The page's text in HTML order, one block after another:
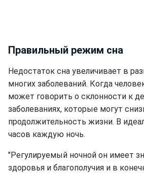
Правильный режим сна
Недостаток сна увеличивает в
многих заболеваний. Когда
может говорить о склонности к
заболеваниях, которые могут
продолжительность жизни. В
часов каждую ночь.
"Регулируемый ночной он имеет
здоровья и благополучия и в